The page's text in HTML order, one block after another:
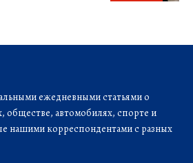
ежедневными статьями о
обществе, автомобилях, спорте и
нашими корреспондентами с разных